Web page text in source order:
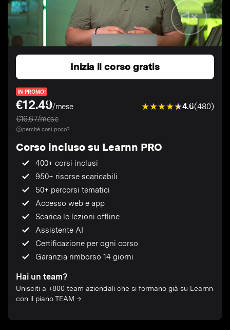
Inizia il corso gratis
IN PROMO!
€12.49/mese
€16.67/mese
4.6(480)
perché così poco?
Corso incluso su Learnn PRO
400+ corsi inclusi
950+ risorse scaricabili
50+ percorsi tematici
Accesso web e app
Scarica le lezioni offline
Assistente AI
Certificazione per ogni corso
Garanzia rimborso 14 giorni
Hai un team?
Unisciti a +800 team aziendali che si formano già su Learnn
con il piano TEAM →